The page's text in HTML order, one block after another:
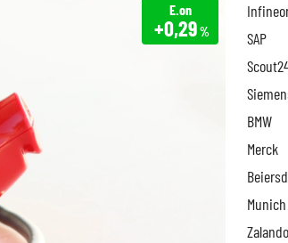
E.on
+0,29% SAP
BMW
Merck
Zalando